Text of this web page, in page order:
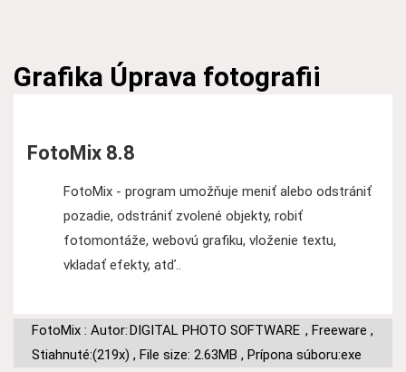
Grafika Úprava fotografii
FotoMix 8.8
FotoMix - program umožňuje meniť alebo odstrániť
pozadie, odstrániť zvolené objekty, robiť
fotomontáže, webovú grafiku, vloženie textu,
vkladať efekty, atď..
FotoMix : Autor:DIGITAL PHOTO SOFTWARE , Freeware ,
Stiahnuté:(219x) , File size: 2.63MB , Prípona súboru:exe